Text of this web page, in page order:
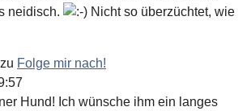
neidisch.
Nicht so überzüchtet, wie
zu Folge mir nach!
Hund! Ich wünsche ihm ein langes